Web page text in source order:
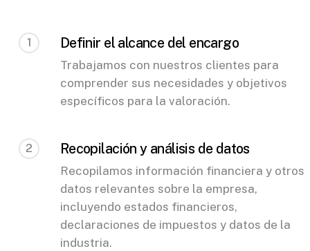
1 Definir el alcance del encargo
Trabajamos con nuestros clientes para
comprender sus necesidades y objetivos
específicos para la valoración.
2 Recopilación y análisis de datos
Recopilamos información financiera y otros
datos relevantes sobre la empresa,
incluyendo estados financieros,
declaraciones de impuestos y datos de la
industria.